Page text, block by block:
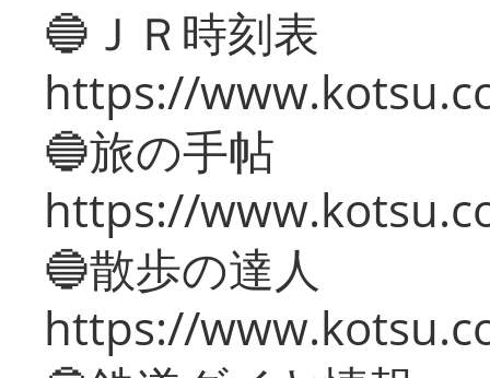
🔵ＪＲ時刻表
https://
🔵旅の手帖
https://
🔵散歩の達人
https://